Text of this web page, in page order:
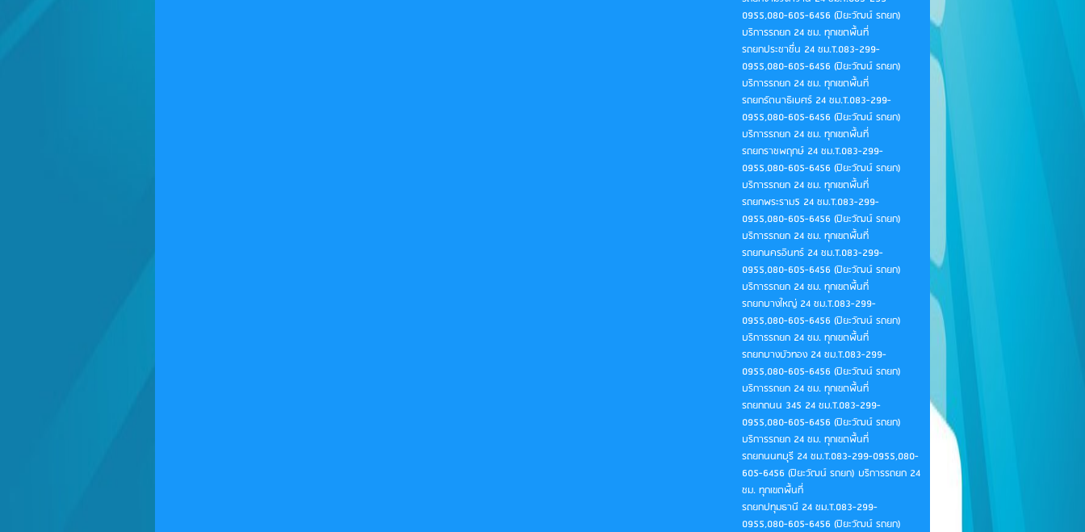
0955,080-605-6456 (ปิยะวัฒน์ รถยก)
บริการรถยก 24 ชม. ทุกเขตพื้นที่
รถยกประชาชื่น 24 ชม.T.083-299-
0955,080-605-6456 (ปิยะวัฒน์ รถยก)
บริการรถยก 24 ชม. ทุกเขตพื้นที่
รถยกรัตนาธิเบศร์ 24 ชม.T.083-299-
0955,080-605-6456 (ปิยะวัฒน์ รถยก)
บริการรถยก 24 ชม. ทุกเขตพื้นที่
รถยกราชพฤกษ์ 24 ชม.T.083-299-
0955,080-605-6456 (ปิยะวัฒน์ รถยก)
บริการรถยก 24 ชม. ทุกเขตพื้นที่
รถยกพระราม5 24 ชม.T.083-299-
0955,080-605-6456 (ปิยะวัฒน์ รถยก)
บริการรถยก 24 ชม. ทุกเขตพื้นที่
รถยกนครอินทร์ 24 ชม.T.083-299-
0955,080-605-6456 (ปิยะวัฒน์ รถยก)
บริการรถยก 24 ชม. ทุกเขตพื้นที่
รถยกบางใหญ่ 24 ชม.T.083-299-
0955,080-605-6456 (ปิยะวัฒน์ รถยก)
บริการรถยก 24 ชม. ทุกเขตพื้นที่
รถยกบางบัวทอง 24 ชม.T.083-299-
0955,080-605-6456 (ปิยะวัฒน์ รถยก)
บริการรถยก 24 ชม. ทุกเขตพื้นที่
รถยกถนน 345 24 ชม.T.083-299-
0955,080-605-6456 (ปิยะวัฒน์ รถยก)
บริการรถยก 24 ชม. ทุกเขตพื้นที่
รถยกนนทบุรี 24 ชม.T.083-299-0955,080-
605-6456 (ปิยะวัฒน์ รถยก) บริการรถยก 24
ชม. ทุกเขตพื้นที่
รถยกปทุมธานี 24 ชม.T.083-299-
0955,080-605-6456 (ปิยะวัฒน์ รถยก)